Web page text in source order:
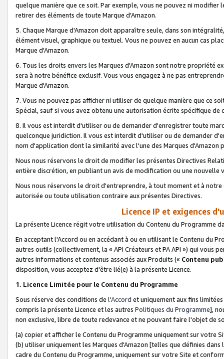
quelque manière que ce soit. Par exemple, vous ne pouvez ni
retirer des éléments de toute Marque d'Amazon.
5. Chaque Marque d'Amazon doit apparaître seule, dans son
élément visuel, graphique ou textuel. Vous ne pouvez en aucun cas
Marque d'Amazon.
6. Tous les droits envers les Marques d'Amazon sont notre propriété
sera à notre bénéfice exclusif. Vous vous engagez à ne pas
Marque d'Amazon.
7. Vous ne pouvez pas afficher ni utiliser de quelque manière que ce
Spécial, sauf si vous avez obtenu une autorisation écrite spécifique de
8. Il vous est interdit d'utiliser ou de demander d'enregistrer toute
quelconque juridiction. Il vous est interdit d'utiliser ou de demander
nom d'application dont la similarité avec l'une des Marques
Nous nous réservons le droit de modifier les présentes Directives
entière discrétion, en publiant un avis de modification ou une nouvelle
Nous nous réservons le droit d'entreprendre, à tout moment et à
autorisée ou toute utilisation contraire aux présentes Directives.
Licence IP et exigences
La présente Licence régit votre utilisation du Contenu du Programme
En acceptant l'Accord ou en accédant à ou en utilisant le Contenu du
autres outils (collectivement, la « API Créateurs et PA API ») qui vous
autres informations et contenus associés aux Produits (« Contenu
disposition, vous acceptez d'être lié(e) à la présente Licence.
1. Licence Limitée pour le Contenu du Programme
Sous réserve des conditions de l'Accord et uniquement aux fins
compris la présente Licence et les autres Politiques du Programme],
non exclusive, libre de toute redevance et ne pouvant faire l'objet de
(a) copier et afficher le Contenu du Programme uniquement sur votre
(b) utiliser uniquement les Marques d'Amazon [telles que définies dans
cadre du Contenu du Programme, uniquement sur votre Site et